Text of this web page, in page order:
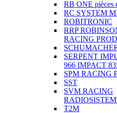
RB ONE pièces
RC SYSTEM
ROBITRONIC
RRP
RACING
SERPENT
966 IMPACT
SPM RACING
SST
SVM RACING
T2M